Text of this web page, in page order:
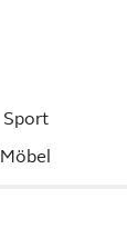
Sport
Möbel